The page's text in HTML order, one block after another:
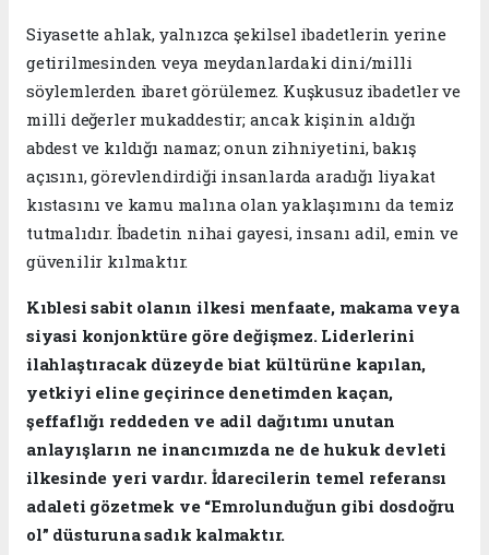
​Siyasette ahlak, yalnızca şekilsel ibadetlerin yerine
getirilmesinden veya meydanlardaki dini/milli
söylemlerden ibaret görülemez. Kuşkusuz ibadetler ve
milli değerler mukaddestir; ancak kişinin aldığı
abdest ve kıldığı namaz; onun zihniyetini, bakış
açısını, görevlendirdiği insanlarda aradığı liyakat
kıstasını ve kamu malına olan yaklaşımını da temiz
tutmalıdır. İbadetin nihai gayesi, insanı adil, emin ve
güvenilir kılmaktır.
Kıblesi sabit olanın ilkesi menfaate, makama veya
siyasi konjonktüre göre değişmez. Liderlerini
ilahlaştıracak düzeyde biat kültürüne kapılan,
yetkiyi eline geçirince denetimden kaçan,
şeffaflığı reddeden ve adil dağıtımı unutan
anlayışların ne inancımızda ne de hukuk devleti
ilkesinde yeri vardır. İdarecilerin temel referansı
adaleti gözetmek ve “Emrolunduğun gibi dosdoğru
ol” düsturuna sadık kalmaktır.